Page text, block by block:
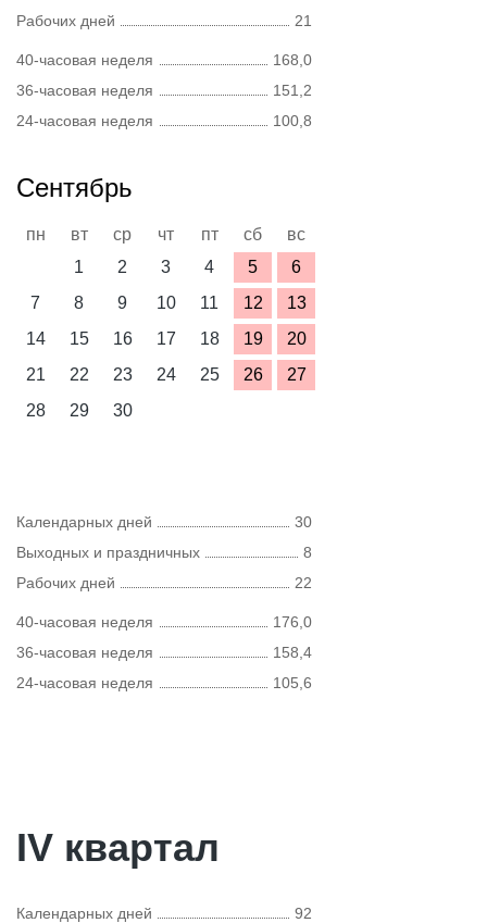
Рабочих дней
21
40-часовая неделя
168,0
36-часовая неделя
151,2
24-часовая неделя
100,8
Сентябрь
пн вт ср чт пт сб
вс
1
2 3 4 5
6
7
8 9 10 11 12
13
14
15 16 17 18 19
20
21
22 23 24 25 26
27
28
29 30
Календарных дней
30
Выходных и праздничных
8
Рабочих дней
22
40-часовая неделя
176,0
36-часовая неделя
158,4
24-часовая неделя
105,6
IV квартал
Календарных дней
92